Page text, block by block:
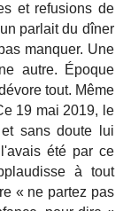
et refusions de
parlait du dîner
manquer. Une
autre. Époque
tout. Même
19 mai 2019, le
sans doute lui
été par ce
à tout
« ne partez pas